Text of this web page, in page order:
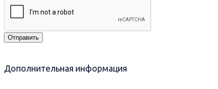
Отправить
Дополнительная информация